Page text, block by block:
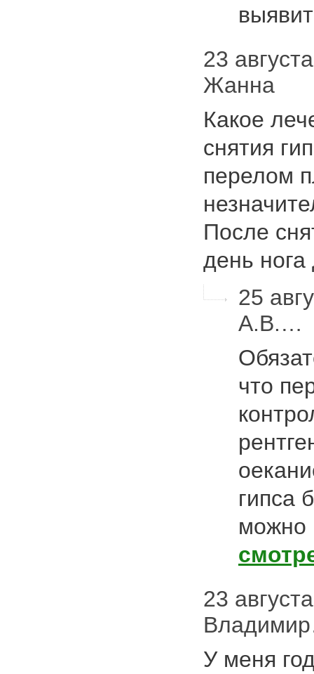
23
Жанна
Какое
снятия
перелом
После
день
25
А.В.…
что
гипса
можно
23
У меня